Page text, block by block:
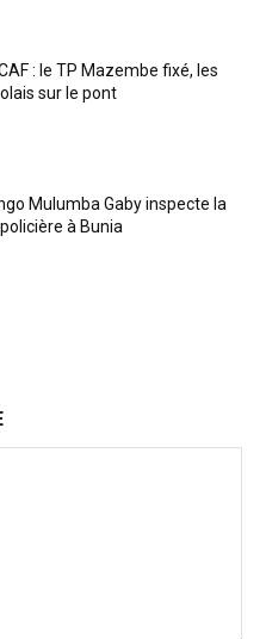
: le TP Mazembe fixé, les
sur le pont
Mulumba Gaby inspecte la
à Bunia